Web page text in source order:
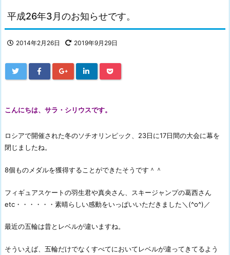
平成26年3月のお知らせです。
2014年2月26日 2019年9月29日
こんにちは、サラ・シリウスです。
ロシアで開催された冬のソチオリンピック、23日に17日間の大会に幕を
閉じましたね。
8個ものメダルを獲得することができたそうです＾＾
フィギュアスケートの羽生君や真央さん、スキージャンプの葛西さん
etc・・・・・・素晴らしい感動をいっぱいいただきました＼(^o^)／
最近の五輪は昔とレベルが違いますね。
そういえば、五輪だけでなくすべてにおいてレベルが違ってきてるよう